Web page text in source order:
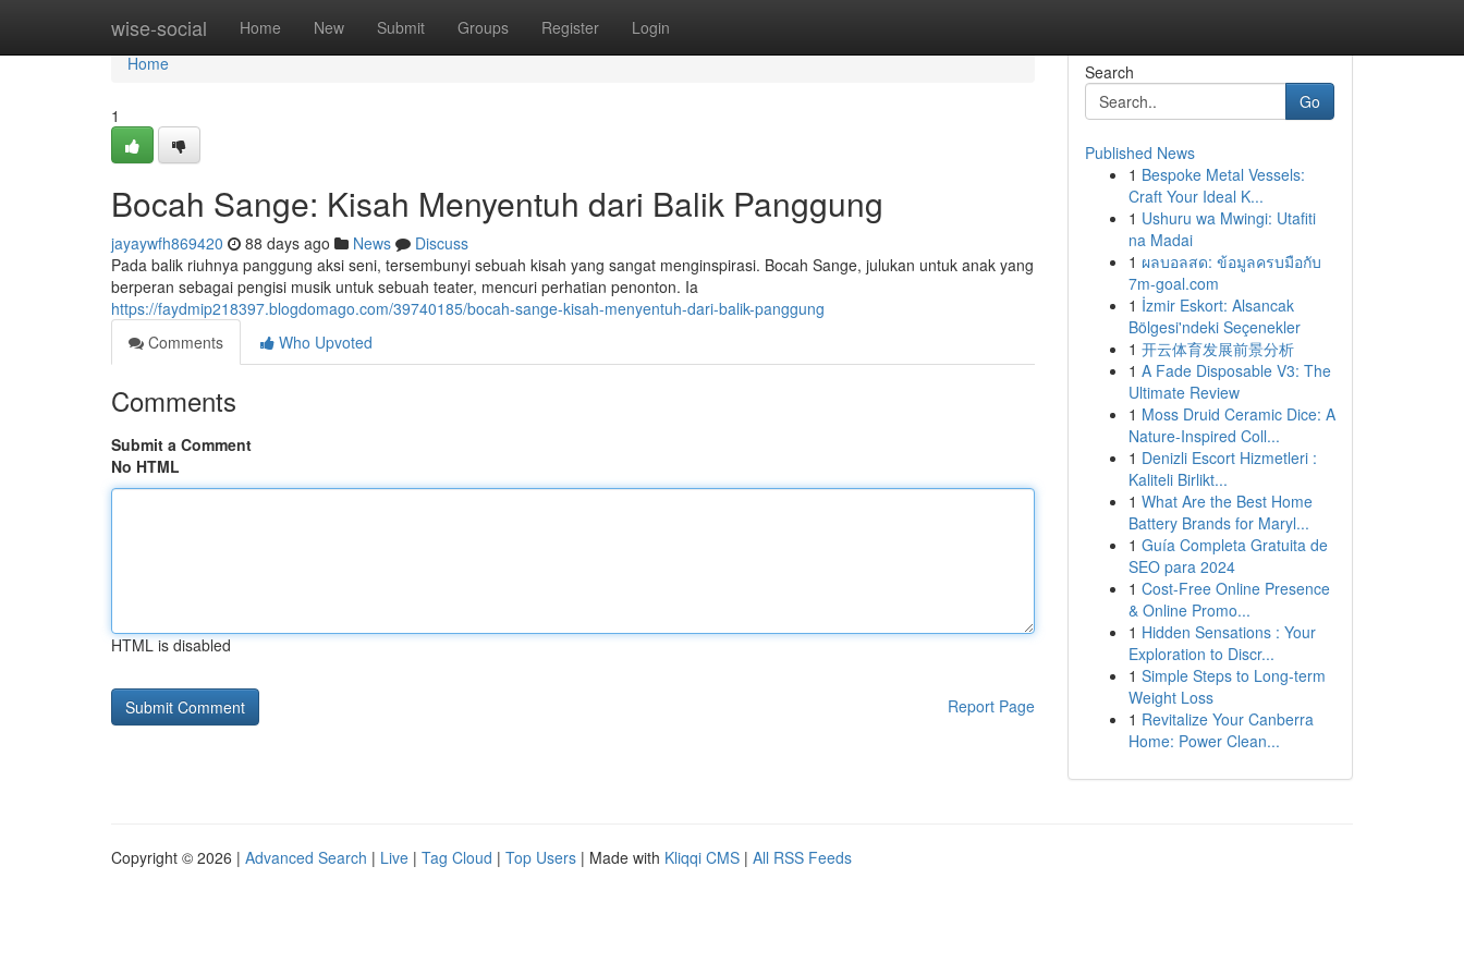
wise-social Home New Submit Groups Register Login
Home
Home
1
Bocah Sange: Kisah Menyentuh dari Balik Panggung
jayaywfh869420 88 days ago News
Discuss
Pada balik riuhnya panggung aksi seni, tersembunyi sebuah kisah yang sangat menginspirasi. Bocah Sange, julukan untuk anak yang
berperan sebagai pengisi musik untuk sebuah teater, mencuri perhatian penonton. Ia
https://faydmip218397.blogdomago.com/39740185/bocah-sange-kisah-menyentuh-dari-balik-panggung
Comments
Who Upvoted
Comments
Submit a Comment
No HTML
HTML is disabled
Report Page
Search
Go
Published News
1 Bespoke Metal Vessels:
Craft Your Ideal K...
1 Ushuru wa Mwingi: Utafiti
na Madai
1 ผลบอลสด: ข้อมูลครบมือกับ
7m-goal.com
1 İzmir Eskort: Alsancak
Bölgesi'ndeki Seçenekler
1 开云体育发展前景分析
1 A Fade Disposable V3: The
Ultimate Review
1 Moss Druid Ceramic Dice: A
Nature-Inspired Coll...
1 Denizli Escort Hizmetleri :
Kaliteli Birlikt...
1 What Are the Best Home
Battery Brands for Maryl...
1 Guía Completa Gratuita de
SEO para 2024
1 Cost-Free Online Presence
& Online Promo...
1 Hidden Sensations : Your
Exploration to Discr...
1 Simple Steps to Long-term
Weight Loss
1 Revitalize Your Canberra
Home: Power Clean...
Copyright © 2026 | Advanced Search | Live | Tag Cloud | Top Users | Made with Kliqqi CMS | All RSS Feeds